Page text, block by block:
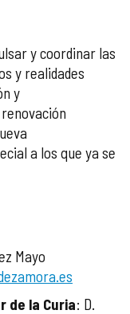
y coordinar las
y realidades
y
a los que ya se
Mayo
de la Curia: D.